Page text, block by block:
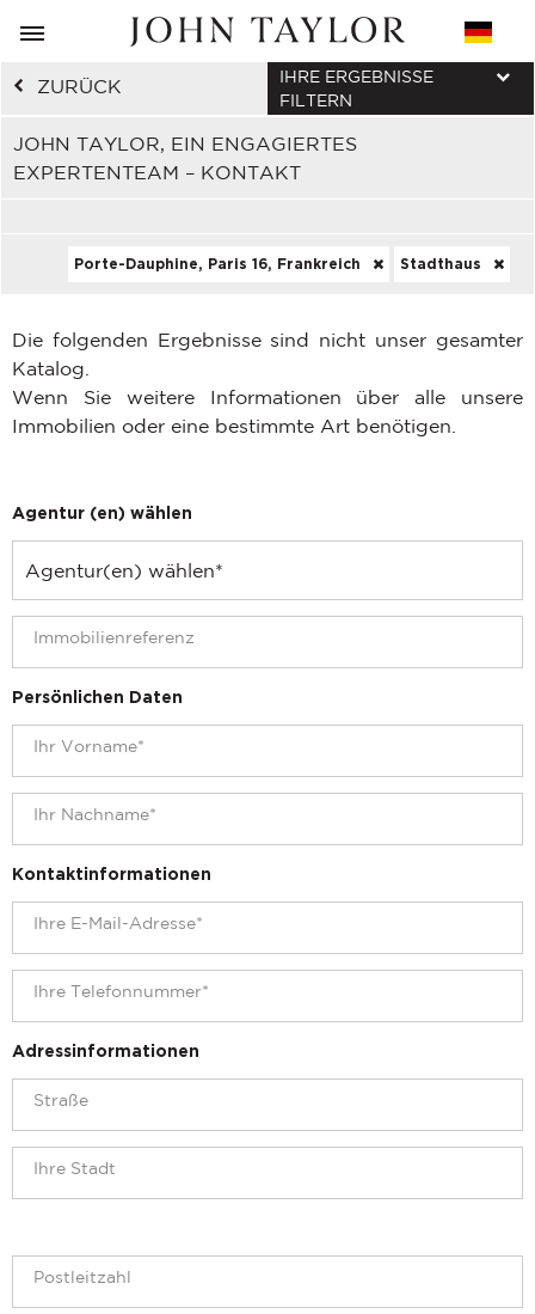
ZURÜCK
JOHN TAYLOR, EIN ENGAGIERTES
EXPERTENTEAM – KONTAKT
IHRE ERGEBNISSE
FILTERN
Porte-Dauphine, Paris 16, Frankreich Stadthaus
Die folgenden Ergebnisse sind nicht unser gesamter
Katalog.
Wenn Sie weitere Informationen über alle unsere
Immobilien oder eine bestimmte Art benötigen.
Agentur (en) wählen
Persönlichen Daten
Kontaktinformationen
Adressinformationen